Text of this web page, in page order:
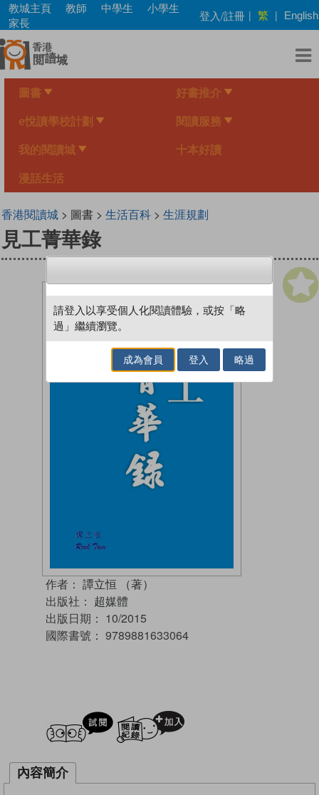
Skip
main
content
教城主頁 教師 中學生
小學生
家長
登入/註冊 | 繁 | English
圖書 好書推介
e悅讀學校計劃 閱讀服務
我的閱讀城 十本好讀
漫話生活
香港閱讀城> 圖書 > 生活百科> 生涯規劃
見工菁華錄
作者： 譚立恒 （著）
出版社： 超媒體
出版日期： 10/2015
國際書號： 9789881633064
試閲
內容簡介
請登入以享受個人化閱讀體驗，或按「略
過」繼續瀏覽。
成為會員 登入 略過